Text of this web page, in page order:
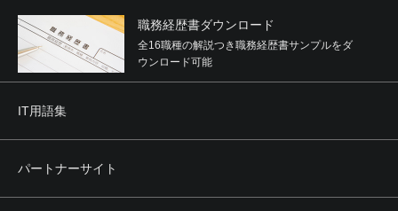
職務経歴書ダウンロード
全16職種の解説つき職務経歴書サンプルをダ
ウンロード可能
IT用語集
パートナーサイト